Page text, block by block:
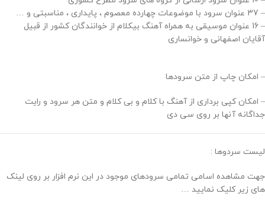
– 37 عنوان سرود با موضوعات چهارده معصوم ، پایداری ، مناسبتی و …
– 16 عنوان موسیقی به همراه آهنگ بیکلام از خوانندگان کشور از قبیل
آقایان اصفهانی و خوانساری
– امکان چاپ از متن سرودها
– امکان کپی برداری از آهنگ با کلام و بی کلام و متن هر سرود و رایت
جداگانه آنها بر روی سی دی
لیست سردوها :
جهت مشاهده اسامی تمامی سرودهای موجود در این نرم افزار بر روی لینک
های زیر کلیک نمایید …